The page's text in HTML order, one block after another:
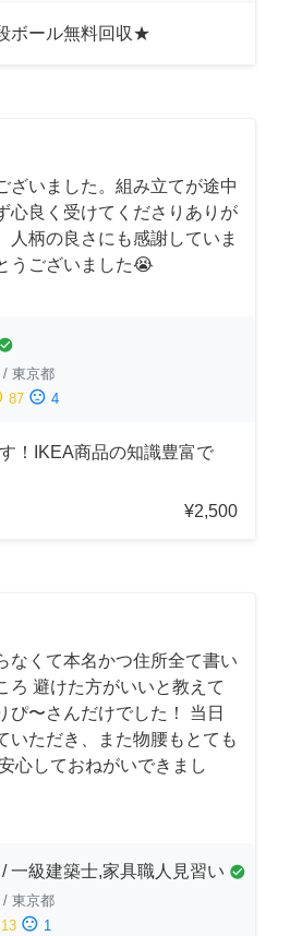
ボール無料回収★
ざいました。組み立てが途中
心良く受けてくださりありが
人柄の良さにも感謝していま
うございました😭
/ 東京都
87 sentiment_dissatisfied 4
！IKEA商品の知識豊富で
¥2,500
なくて本名かつ住所全て書い
ろ 避けた方がいいと教えて
ぴ〜さんだけでした！ 当日
いただき、また物腰もとても
心しておねがいできまし
一級建築士,家具職人見習い check_circle
/ 東京都
13 sentiment_dissatisfied 1